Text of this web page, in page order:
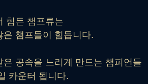
힘든 챔프류는
은 챔프들이 힘듭니다.
은 공속을 느리게 만드는 챔피언들
카운터 됩니다.